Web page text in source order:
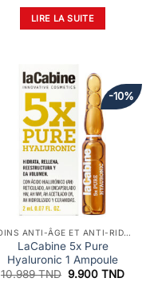
LIRE LA SUITE
-10%
SOINS ANTI-ÂGE ET ANTI-RIDES
LaCabine 5x Pure
Hyaluronic 1 Ampoule
10.989TND Le
9.900TNDLe